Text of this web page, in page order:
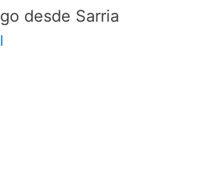
desde Sarria